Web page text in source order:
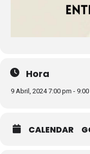
Hora
9 Abril, 2024 7:00 pm -
CALENDAR